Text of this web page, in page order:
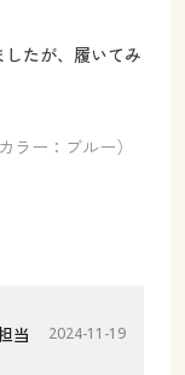
たが、履いてみ
ラー：ブルー）
当 2024-11-19